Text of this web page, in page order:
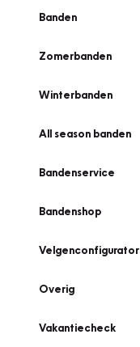
Banden
Zomerbanden
Winterbanden
All season banden
Bandenservice
Bandenshop
Velgenconfigurator
Overig
Vakantiecheck